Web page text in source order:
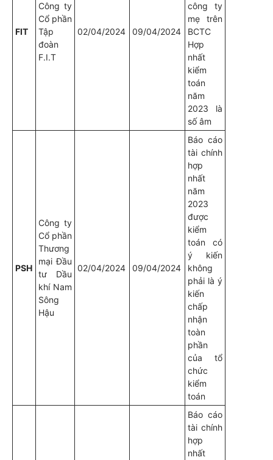
FIT
Công ty
Cổ phần
Tập
đoàn
F.I.T
02/04/2024 09/04/2024
công ty
mẹ trên
BCTC
Hợp
nhất
kiểm
toán
năm
2023 là
số âm
PSH
Công ty
Cổ phần
Thương
mại Đầu
tư Dầu
khí Nam
Sông
Hậu
02/04/2024 09/04/2024
Báo cáo
tài chính
hợp
nhất
năm
2023
được
kiểm
toán có
ý kiến
không
phải là ý
kiến
chấp
nhận
toàn
phần
của tổ
chức
kiểm
toán
Báo cáo
tài chính
hợp
nhất